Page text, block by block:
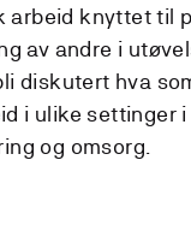
knyttet til
av andre i
diskutert hva
i ulike settinger i
og omsorg.